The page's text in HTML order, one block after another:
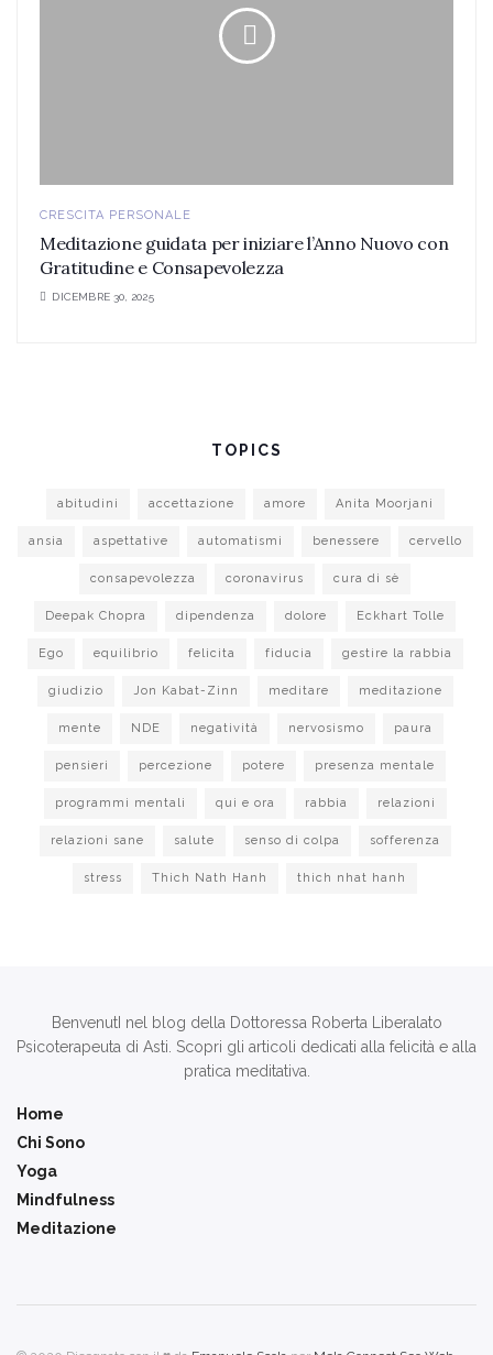
CRESCITA PERSONALE
Meditazione guidata per iniziare l’Anno Nuovo con
Gratitudine e Consapevolezza
DICEMBRE 30, 2025
TOPICS
abitudini accettazione amore Anita Moorjani
ansia aspettative automatismi benessere cervello
consapevolezza coronavirus cura di sè
Deepak Chopra dipendenza dolore Eckhart Tolle
Ego equilibrio felicita fiducia gestire la rabbia
giudizio Jon Kabat-Zinn meditare meditazione
mente NDE negatività nervosismo paura
pensieri percezione potere presenza mentale
programmi mentali qui e ora rabbia relazioni
relazioni sane salute senso di colpa sofferenza
stress Thich Nath Hanh thich nhat hanh
BenvenutI nel blog della Dottoressa Roberta Liberalato
Psicoterapeuta di Asti. Scopri gli articoli dedicati alla felicità e alla
pratica meditativa.
Home
Chi Sono
Yoga
Mindfulness
Meditazione